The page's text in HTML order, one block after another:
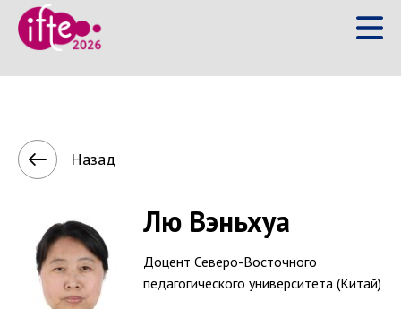
Лю Вэньхуа
Назад
Лю Вэньхуа
Доцент Северо-Восточного
педагогического университета (Китай)